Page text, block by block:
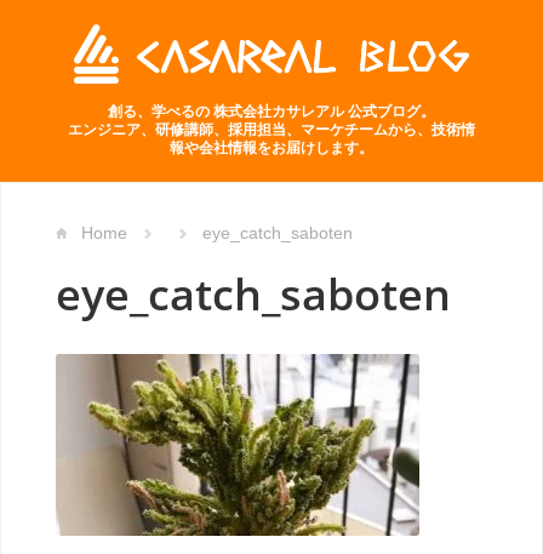
創る、学べるの 株式会社カサレアル 公式ブログ。
エンジニア、研修講師、採用担当、マーケチームから、技術情
報や会社情報をお届けします。
Home eye_catch_saboten
eye_catch_saboten